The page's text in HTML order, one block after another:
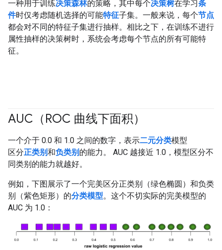
一种用于训练决策森林的策略，其中每个决策树在学习条
件时仅考虑随机选择的可能特征子集。一般来说，每个节点
都会对不同的特征子集进行抽样。相比之下，在训练不进行
属性抽样的决策树时，系统会考虑每个节点的所有可能特
征。
AUC（ROC 曲线下面积）
一个介于 0.0 和 1.0 之间的数字，表示二元分类模型
区分正类别和负类别 的能力。 AUC 越接近 1.0，模型区分不
同类别的能力就越好。
例如，下图展示了一个完美区分正类别（绿色椭圆）和负类
别（紫色矩形）的分类模型。这个不切实际的完美模型的
AUC 为 1.0：